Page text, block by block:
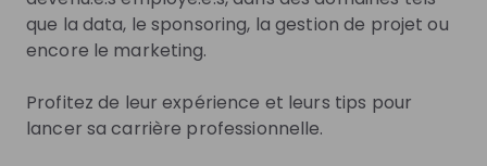
Get in First. Stay Ahead.
Be the first to know about job openings
Get tailored stream recommendations
que la data, le sponsoring, la gestion de projet ou
encore le marketing.
Profitez de leur expérience et leurs tips pour
lancer sa carrière professionnelle.